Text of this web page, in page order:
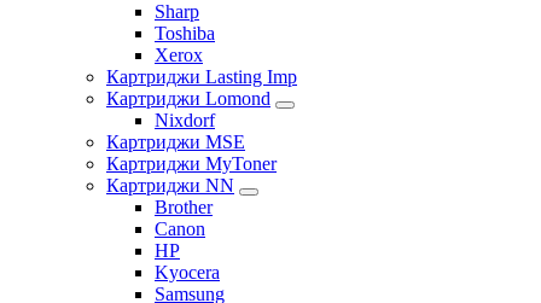
Sharp
Toshiba
Xerox
Картриджи Lasting Imp
Картриджи Lomond
Nixdorf
Картриджи MSE
Картриджи MyToner
Картриджи NN
Brother
Canon
HP
Kyocera
Samsung